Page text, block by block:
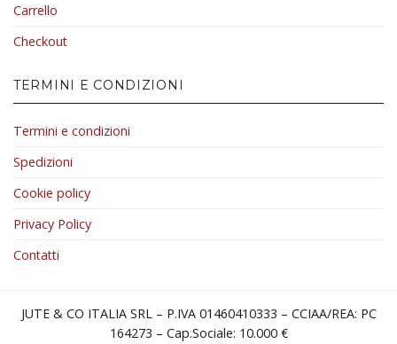
Carrello
Checkout
TERMINI E CONDIZIONI
Termini e condizioni
Spedizioni
Cookie policy
Privacy Policy
Contatti
JUTE & CO ITALIA SRL – P.IVA 01460410333 – CCIAA/REA: PC
164273 – Cap.Sociale: 10.000 €